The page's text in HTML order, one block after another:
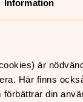
Information
är
Här finns
din
på Tallnäs. Så
igen!
håller sig
för barn
Ungas